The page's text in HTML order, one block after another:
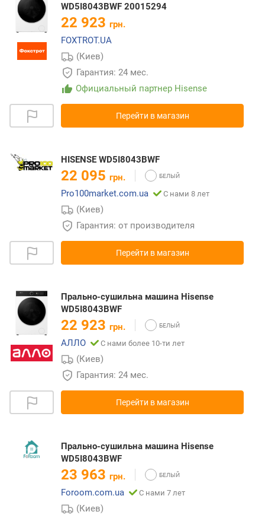
WD5I8043BWF 20015294
22 923 грн.
FOXTROT.UA
(Киев)
Гарантия: 24 мес.
Официальный партнер Hisense
Перейти в магазин
HISENSE WD5I8043BWF
22 095 грн.
Pro100market.com.ua
С нами 8 лет
(Киев)
Гарантия: от производителя
Перейти в магазин
Прально-сушильна машина Hisense
WD5I8043BWF
22 923 грн.
АЛЛО
С нами более 10-ти лет
(Киев)
Гарантия: 24 мес.
Перейти в магазин
Прально-сушильна машина Hisense
WD5I8043BWF
23 963 грн.
Foroom.com.ua
С нами 7 лет
(Киев)